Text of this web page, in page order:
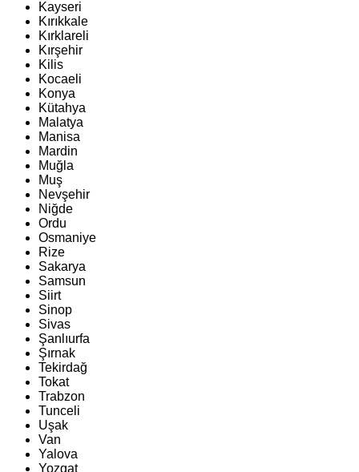
Kayseri
Kırıkkale
Kırklareli
Kırşehir
Kilis
Kocaeli
Konya
Kütahya
Malatya
Manisa
Mardin
Muğla
Muş
Nevşehir
Niğde
Ordu
Osmaniye
Rize
Sakarya
Samsun
Siirt
Sinop
Sivas
Şanlıurfa
Şırnak
Tekirdağ
Tokat
Trabzon
Tunceli
Uşak
Van
Yalova
Yozgat